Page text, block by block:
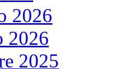
2026
2026
2025